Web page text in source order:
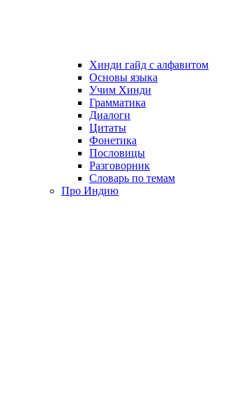
Хинди гайд с алфавитом
Основы языка
Учим Хинди
Грамматика
Диалоги
Цитаты
Фонетика
Пословицы
Разговорник
Словарь по темам
Про Индию